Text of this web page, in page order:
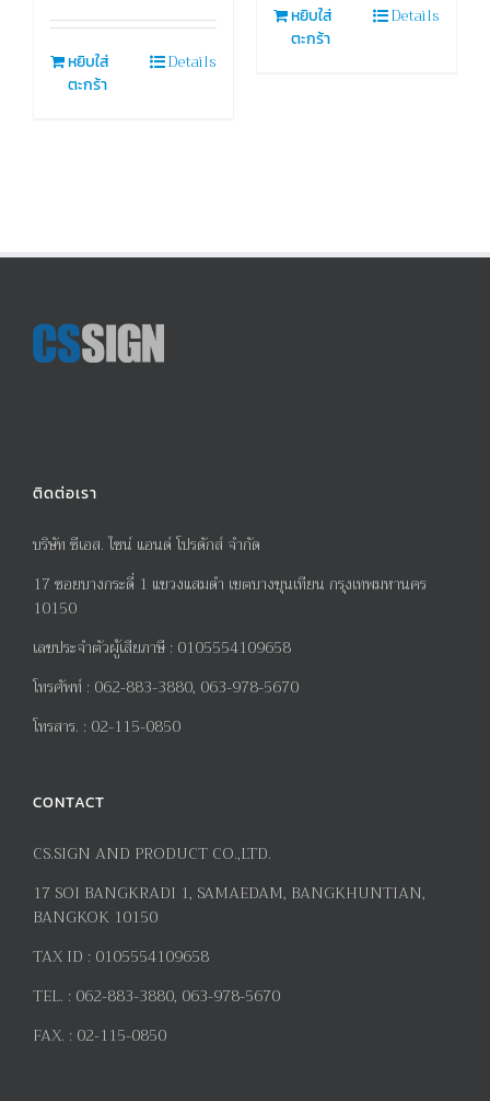
หยิบใส่
ตะกร้า
Details
หยิบใส่
ตะกร้า
Details
ติดต่อเรา
บริษัท ซีเอส. ไซน์ แอนด์ โปรดักส์ จำกัด
17ซอยบางกระดี่ 1 แขวงแสมดำ เขตบางขุนเทียน กรุงเทพมหานคร
10150
เลขประจำตัวผู้เสียภาษี : 0105554109658
โทรศัพท์ : 062-883-3880, 063-978-5670
โทรสาร. : 02-115-0850
CONTACT
CS.SIGN AND PRODUCT CO.,LTD.
17 SOI BANGKRADI 1, SAMAEDAM, BANGKHUNTIAN,
BANGKOK 10150
TAX ID : 0105554109658
TEL. : 062-883-3880, 063-978-5670
FAX. : 02-115-0850